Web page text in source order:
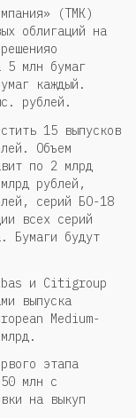
(ТМК)
облигаций на
5 млн бумаг
каждый.
рублей.
15 выпусков
Объем
по 2 млрд
рублей,
серий БО-18
всех серий
Бумаги будут
и Citigroup
выпуска
Medium-
этапа
млн с
на выкуп